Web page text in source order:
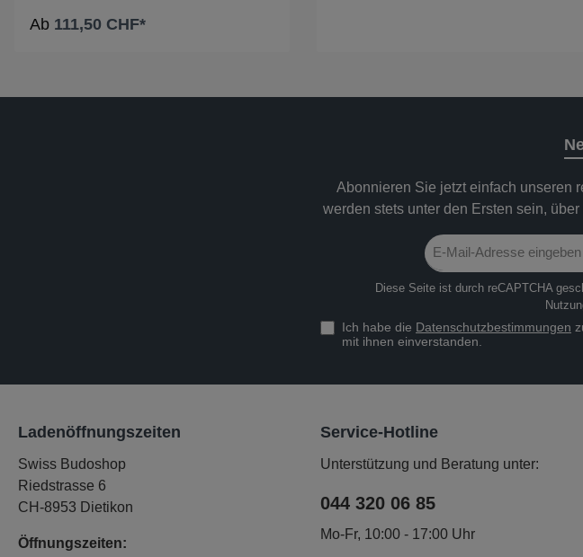
Ab 111,50 CHF*
Abonnieren Sie jetzt einfach unseren
werden stets unter den Ersten sein,
Diese Seite ist durch reCAPTCHA
Ich habe die Datenschutzbestimmungen
mit ihnen einverstanden.
Ladenöffnungszeiten
Swiss Budoshop
Riedstrasse 6
CH-8953 Dietikon
Öffnungszeiten:
Service-Hotline
Unterstützung und Beratung unter:
044 320 06 85
Mo-Fr, 10:00 - 17:00 Uhr